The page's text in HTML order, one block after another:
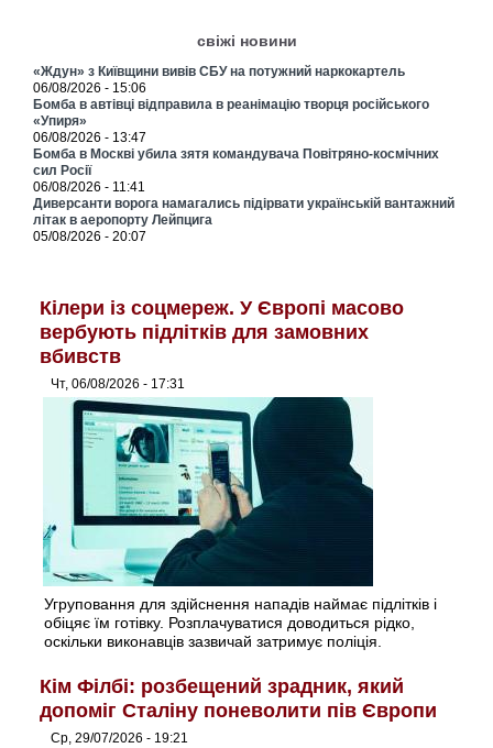
свіжі новини
«Ждун» з Київщини вивів СБУ на потужний наркокартель
06/08/2026 - 15:06
Бомба в автівці відправила в реанімацію творця російського
«Упиря»
06/08/2026 - 13:47
Бомба в Москві убила зятя командувача Повітряно-космічних
сил Росії
06/08/2026 - 11:41
Диверсанти ворога намагались підірвати українській вантажний
літак в аеропорту Лейпцига
05/08/2026 - 20:07
Кілери із соцмереж. У Європі масово
вербують підлітків для замовних
вбивств
Чт, 06/08/2026 - 17:31
Угруповання для здійснення нападів наймає підлітків і
обіцяє їм готівку. Розплачуватися доводиться рідко,
оскільки виконавців зазвичай затримує поліція.
Кім Філбі: розбещений зрадник, який
допоміг Сталіну поневолити пів Європи
Ср, 29/07/2026 - 19:21